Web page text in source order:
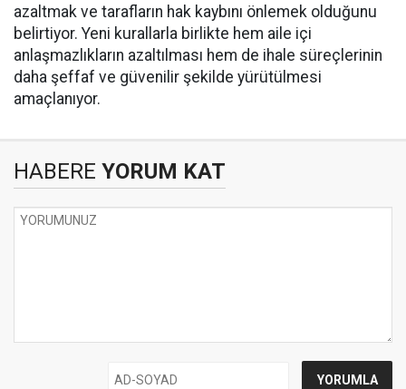
azaltmak ve tarafların hak kaybını önlemek olduğunu
belirtiyor. Yeni kurallarla birlikte hem aile içi
anlaşmazlıkların azaltılması hem de ihale süreçlerinin
daha şeffaf ve güvenilir şekilde yürütülmesi
amaçlanıyor.
HABERE YORUM KAT